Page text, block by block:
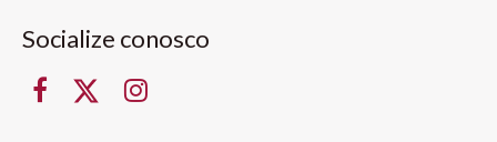
Socialize conosco